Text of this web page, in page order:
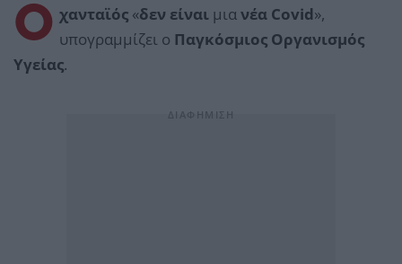
Ο χανταϊός «δεν είναι μιανέα Covid»,
υπογραμμίζει ο Παγκόσμιος Οργανισμός
Υγείας.